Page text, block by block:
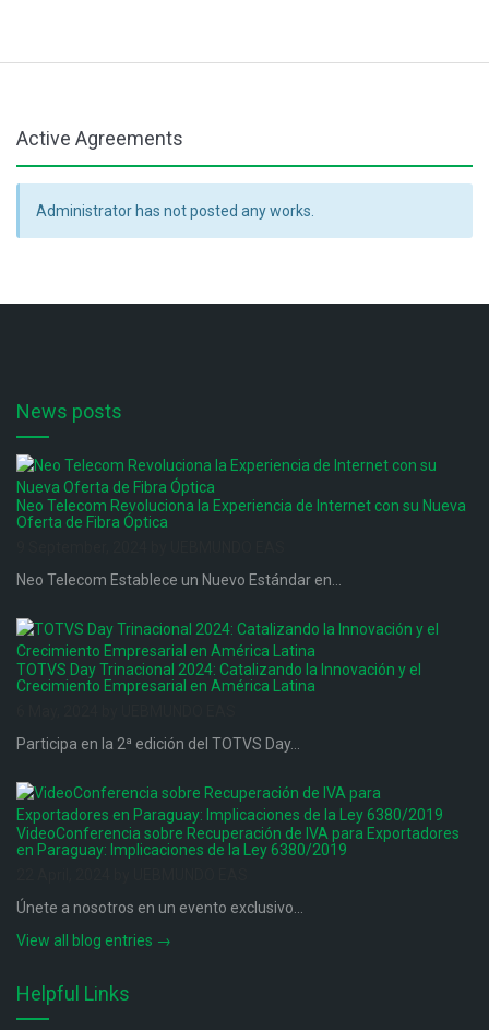
Active Agreements
Administrator has not posted any works.
News posts
Neo Telecom Revoluciona la Experiencia de Internet con su Nueva
Oferta de Fibra Óptica
Neo Telecom Establece un Nuevo Estándar en...
TOTVS Day Trinacional 2024: Catalizando la Innovación y el
Crecimiento Empresarial en América Latina
Participa en la 2ª edición del TOTVS Day...
VideoConferencia sobre Recuperación de IVA para Exportadores
en Paraguay: Implicaciones de la Ley 6380/2019
Únete a nosotros en un evento exclusivo...
View all blog entries →
Helpful Links